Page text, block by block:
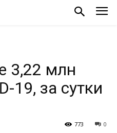
3,22 млн
19, за сутки
0
773